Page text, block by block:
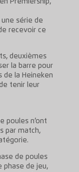
série de
recevoir ce
deuxièmes
la barre pour
de la Heineken
tenir leur
poules n’ont
par match,
de poules
phase de jeu,